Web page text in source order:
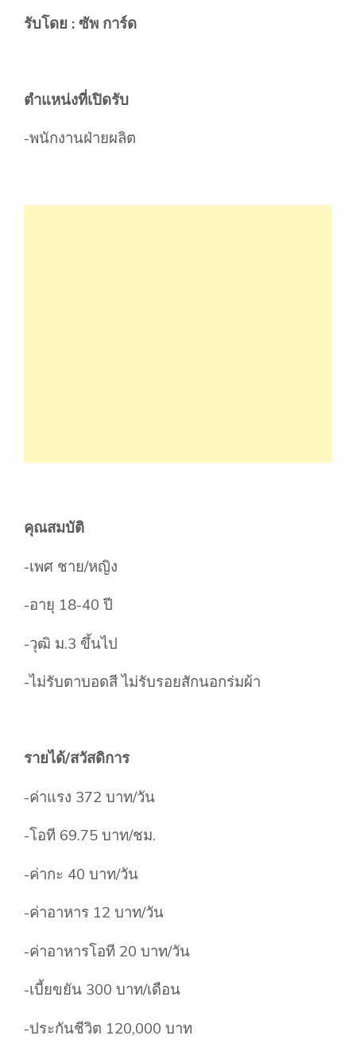
รับโดย : ซัพ การ์ด
ตำแหน่งที่เปิดรับ
-พนักงานฝ่ายผลิต
คุณสมบัติ
-เพศ ชาย/หญิง
-อายุ 18-40 ปี
-วุฒิ ม.3 ขึ้นไป
-ไม่รับตาบอดสี ไม่รับรอยสักนอกร่มผ้า
รายได้/สวัสดิการ
-ค่าแรง 372 บาท/วัน
-โอที 69.75 บาท/ชม.
-ค่ากะ 40 บาท/วัน
-ค่าอาหาร 12 บาท/วัน
-ค่าอาหารโอที 20 บาท/วัน
-เบี้ยขยัน 300 บาท/เดือน
-ประกันชีวิต 120,000 บาท